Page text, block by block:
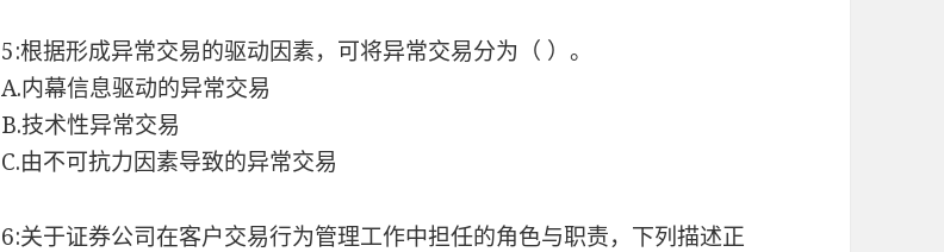
5:根据形成异常交易的驱动因素，可将异常交易分为（ ）。
A.内幕信息驱动的异常交易
B.技术性异常交易
C.由不可抗力因素导致的异常交易
6:关于证券公司在客户交易行为管理工作中担任的角色与职责，下列描述正